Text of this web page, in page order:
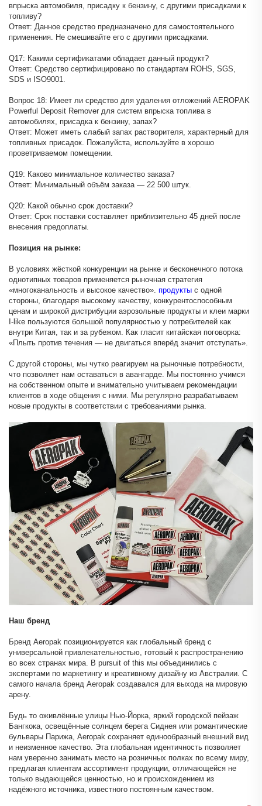
впрыска автомобиля, присадку к бензину, с другими присадками к
топливу?
Ответ: Данное средство предназначено для самостоятельного
применения. Не смешивайте его с другими присадками.
Q17: Какими сертификатами обладает данный продукт?
Ответ: Средство сертифицировано по стандартам ROHS, SGS,
SDS и ISO9001.
Вопрос 18: Имеет ли средство для удаления отложений AEROPAK
Powerful Deposit Remover для систем впрыска топлива в
автомобилях, присадка к бензину, запах?
Ответ: Может иметь слабый запах растворителя, характерный для
топливных присадок. Пожалуйста, используйте в хорошо
проветриваемом помещении.
Q19: Каково минимальное количество заказа?
Ответ: Минимальный объём заказа — 22 500 штук.
Q20: Какой обычно срок доставки?
Ответ: Срок поставки составляет приблизительно 45 дней после
внесения предоплаты.
Позиция на рынке:
В условиях жёсткой конкуренции на рынке и бесконечного потока
однотипных товаров применяется рыночная стратегия
«многоканальность и высокое качество». продукты с одной
стороны, благодаря высокому качеству, конкурентоспособным
ценам и широкой дистрибуции аэрозольные продукты и клеи марки
I-like пользуются большой популярностью у потребителей как
внутри Китая, так и за рубежом. Как гласит китайская поговорка:
«Плыть против течения — не двигаться вперёд значит отступать».
С другой стороны, мы чутко реагируем на рыночные потребности,
что позволяет нам оставаться в авангарде. Мы постоянно учимся
на собственном опыте и внимательно учитываем рекомендации
клиентов в ходе общения с ними. Мы регулярно разрабатываем
новые продукты в соответствии с требованиями рынка.
Наш бренд
Бренд Aeropak позиционируется как глобальный бренд с
универсальной привлекательностью, готовый к распространению
во всех странах мира. В pursuit of this мы объединились с
экспертами по маркетингу и креативному дизайну из Австралии. С
самого начала бренд Aeropak создавался для выхода на мировую
арену.
Будь то оживлённые улицы Нью-Йорка, яркий городской пейзаж
Бангкока, освещённые солнцем берега Сиднея или романтические
бульвары Парижа, Aeropak сохраняет единообразный внешний вид
и неизменное качество. Эта глобальная идентичность позволяет
нам уверенно занимать место на розничных полках по всему миру,
предлагая клиентам ассортимент продукции, отличающейся не
только выдающейся ценностью, но и происхождением из
надёжного источника, известного постоянным качеством.